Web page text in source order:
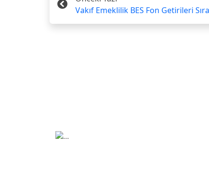
Vakıf Emeklilik BES Fon Getirileri